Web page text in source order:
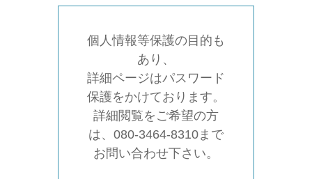
個人情報等保護の目的も
あり、
詳細ページはパスワード
保護をかけております。
詳細閲覧をご希望の方
は、080-3464-8310まで
お問い合わせ下さい。